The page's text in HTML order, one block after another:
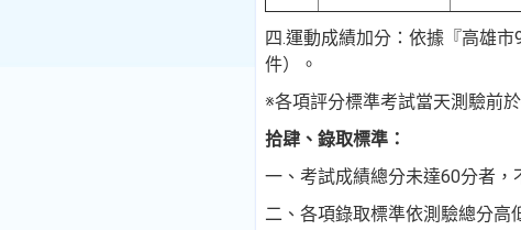
四.運動成績加分： 依據『高雄市
件）。
※各項評分標準考試當天測驗前
拾肆、錄取標準：
一、考試成績總分未達60分者，
二、 各項錄取標準依測驗總分高